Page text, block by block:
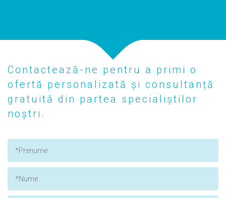
Contactează-ne pentru a primi o
ofertă personalizată și consultanță
gratuită din partea specialiștilor
noștri.